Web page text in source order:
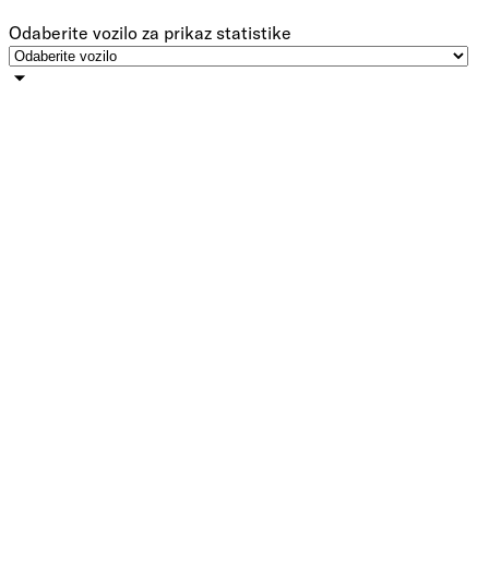
Odaberite vozilo za prikaz statistike